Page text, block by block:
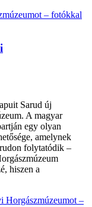
Sarud új
A magyar
egy olyan
amelynek
folytatódik –
hiszen a
Horgászmúzeumot –